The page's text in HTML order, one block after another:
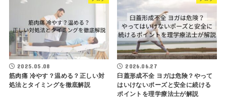
2025.05.08
筋肉痛 冷やす？温める？正しい対
処法とタイミングを徹底解説
2026.06.27
臼蓋形成不全 ヨガは危険？やって
はいけないポーズと安全に続ける
ポイントを理学療法士が解説